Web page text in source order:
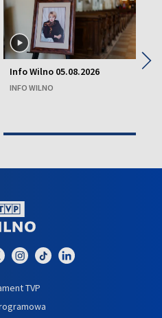
Info Wilno 05.08.2026
INFO WILNO
▶
TVP